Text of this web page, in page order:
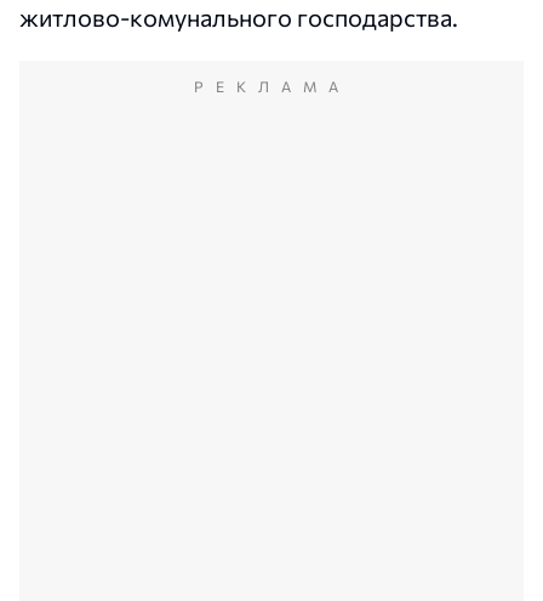
житлово-комунального господарства.
РЕКЛАМА